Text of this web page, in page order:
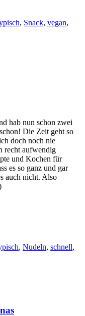
, Snack, vegan,
hab nun schon zwei
Die Zeit geht so
doch noch nie
recht aufwendig
und Kochen für
es so ganz und gar
auch nicht. Also
, Nudeln, schnell,